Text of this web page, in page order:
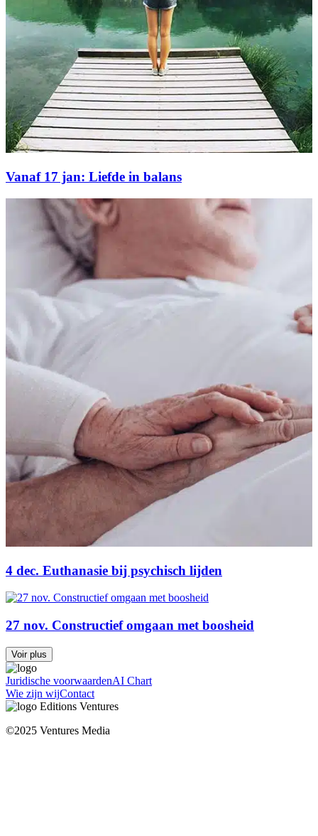
Vanaf 17 jan: Liefde in balans
4 dec. Euthanasie bij psychisch lijden
27 nov. Constructief omgaan met boosheid
Voir plus
Juridische voorwaardenAI Chart
Wie zijn wijContact
©2025 Ventures Media